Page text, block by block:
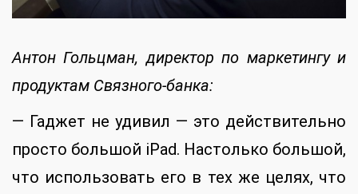
Антон Гольцман, директор по маркетингу и
продуктам Связного-банка:
— Гаджет не удивил — это действительно
просто большой iPad. Настолько большой,
что использовать его в тех же целях, что